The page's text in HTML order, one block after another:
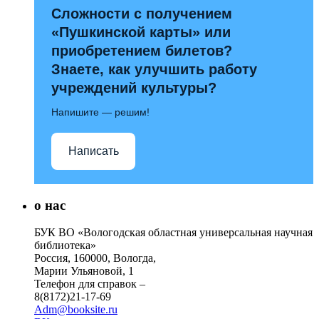
Сложности с получением
«Пушкинской карты» или
приобретением билетов?
Знаете, как улучшить работу
учреждений культуры?
Напишите — решим!
Написать
о нас
БУК ВО «Вологодская областная универсальная научная
библиотека»
Россия, 160000, Вологда,
Марии Ульяновой, 1
Телефон для справок –
8(8172)21-17-69
Adm@booksite.ru